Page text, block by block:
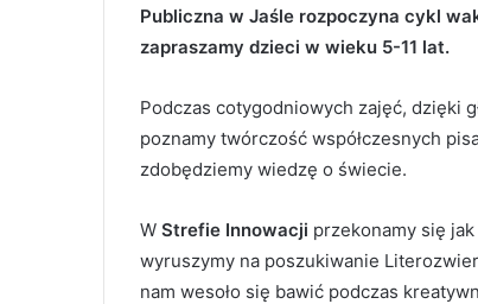
Publiczna w Jaśle rozpoczyna cykl
zapraszamy dzieci w wieku 5-11 lat.
Podczas cotygodniowych zajęć, dzięki
poznamy twórczość współczesnych
zdobędziemy wiedzę o świecie.
W Strefie Innowacji przekonamy się
wyruszymy na poszukiwanie
nam wesoło się bawić podczas